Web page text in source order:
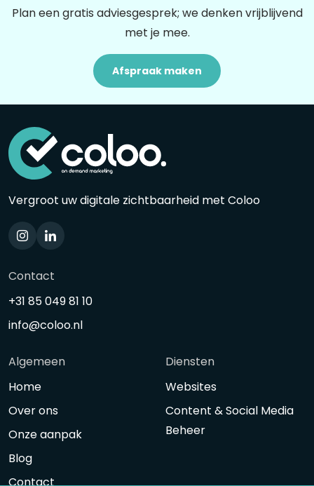
Plan een gratis adviesgesprek; we denken vrijblijvend
met je mee.
Afspraak maken
Vergroot uw digitale zichtbaarheid met Coloo
Contact
+31 85 049 81 10
info@coloo.nl
Algemeen
Home
Over ons
Onze aanpak
Blog
Contact
Diensten
Websites
Content & Social Media
Beheer